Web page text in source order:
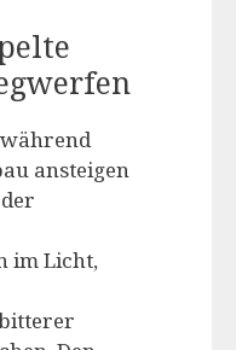
ansteigen
im Licht,